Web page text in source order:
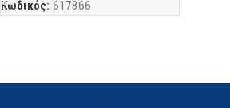
Κωδικός: 617866